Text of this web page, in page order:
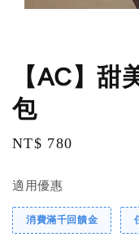
【AC】甜
包
Regular
NT$ 780
適用優惠
消費滿千回饋金